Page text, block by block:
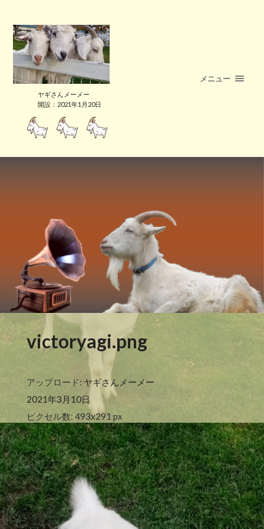
ヤギさんメーメー
開設：2021年1月20日
メニュー
victoryagi.png
アップロード: ヤギさんメーメー
2021年3月10日
ピクセル数: 493x291 px